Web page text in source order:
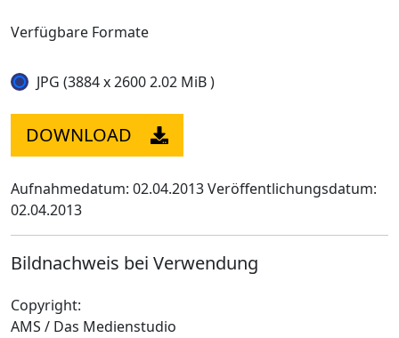
Verfügbare Formate
JPG (3884 x 2600 2.02 MiB )
DOWNLOAD
Aufnahmedatum: 02.04.2013Veröffentlichungsdatum:
02.04.2013
Bildnachweis bei Verwendung
Copyright:
AMS / Das Medienstudio